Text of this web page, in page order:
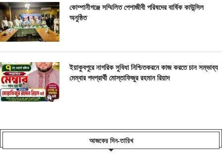
কোম্পানীগঞ্জে সম্মিলিত পেশাজীবী পরিষদের বার্ষিক কাউন্সিল
অনুষ্ঠিত
ইয়াকুবপুরে নাগরিক সুবিধা নিশ্চিতকরনে কাজ করতে চান সম্ভাব্য
মেম্বার পদপ্রার্থী মোস্তাফিজুর রহমান রিয়াদ
আজকের দিন-তারিখ